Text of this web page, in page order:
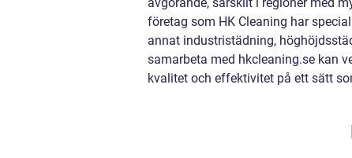
företag som HK Cleaning har
annat industristädning,
samarbeta med hkcleaning.se kan
kvalitet och effektivitet på ett sätt